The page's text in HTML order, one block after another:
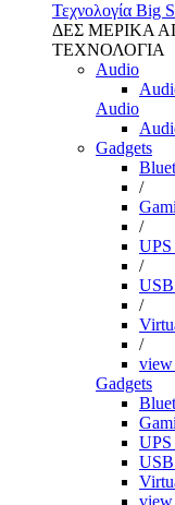
Τεχνολογία Big
ΔΕΣ ΜΕΡΙΚΑ
ΤΕΧΝΟΛΟΓΙΑ
Audio
Audio
Gadgets
/
/
/
/
/
view
Gadgets
view